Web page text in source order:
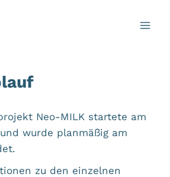
Neo-MILK startete am
und wurde planmäßig am
zu den einzelnen